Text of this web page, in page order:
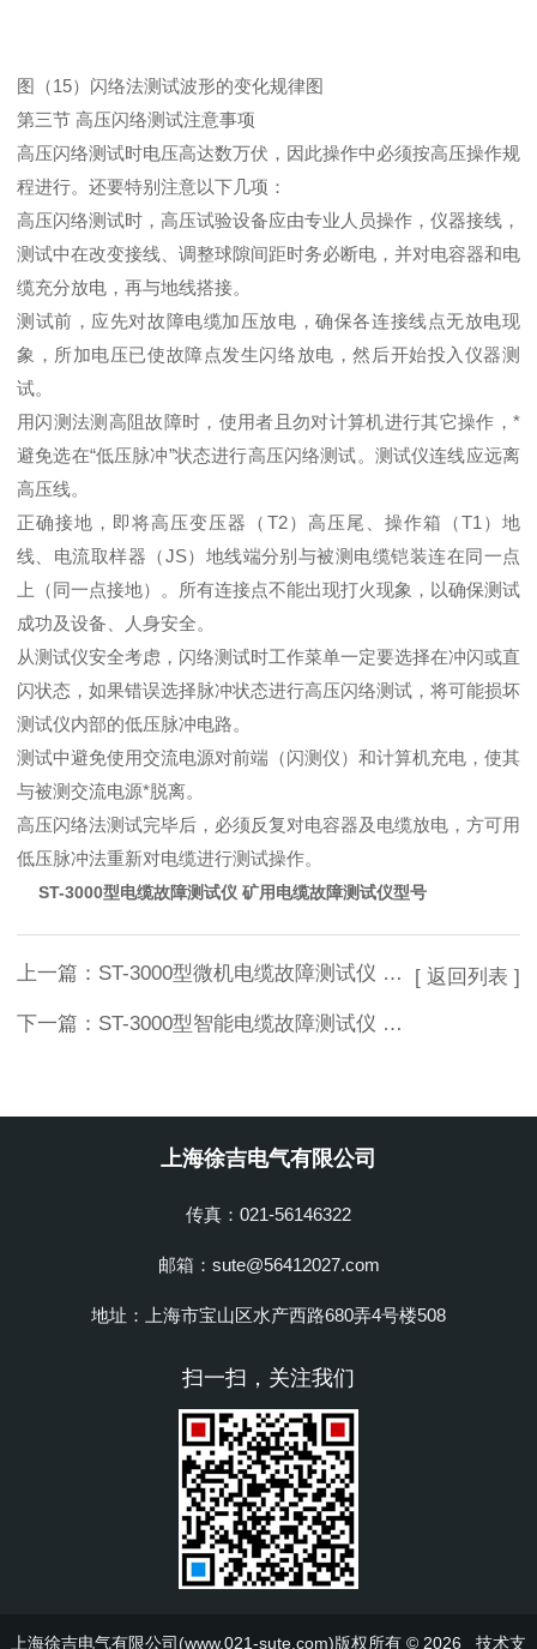
图（15）闪络法测试波形的变化规律图
第三节 高压闪络测试注意事项
高压闪络测试时电压高达数万伏，因此操作中必须按高压操作规
程进行。还要特别注意以下几项：
高压闪络测试时，高压试验设备应由专业人员操作，仪器接线，
测试中在改变接线、调整球隙间距时务必断电，并对电容器和电
缆充分放电，再与地线搭接。
测试前，应先对故障电缆加压放电，确保各连接线点无放电现
象，所加电压已使故障点发生闪络放电，然后开始投入仪器测
试。
用闪测法测高阻故障时，使用者且勿对计算机进行其它操作，*
避免选在“低压脉冲”状态进行高压闪络测试。测试仪连线应远离
高压线。
正确接地，即将高压变压器（T2）高压尾、操作箱（T1）地
线、电流取样器（JS）地线端分别与被测电缆铠装连在同一点
上（同一点接地）。所有连接点不能出现打火现象，以确保测试
成功及设备、人身安全。
从测试仪安全考虑，闪络测试时工作菜单一定要选择在冲闪或直
闪状态，如果错误选择脉冲状态进行高压闪络测试，将可能损坏
测试仪内部的低压脉冲电路。
测试中避免使用交流电源对前端（闪测仪）和计算机充电，使其
与被测交流电源*脱离。
高压闪络法测试完毕后，必须反复对电容器及电缆放电，方可用
低压脉冲法重新对电缆进行测试操作。
ST-3000型电缆故障测试仪 矿用电缆故障测试仪型号
上一篇： ST-3000型微机电缆故障测试仪 电缆识别仪*
下一篇： ST-3000型智能电缆故障测试仪 电力电缆故障测试仪价格
[ 返回列表 ]
上海徐吉电气有限公司
传真：021-56146322
邮箱：sute@56412027.com
地址：上海市宝山区水产西路680弄4号楼508
扫一扫，关注我们
上海徐吉电气有限公司(www.021-sute.com)版权所有 © 2026 技术支